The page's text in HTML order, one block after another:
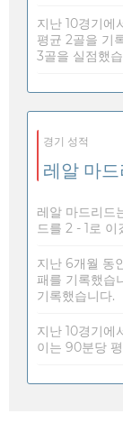
지난 10경기에
평균 2골을 기
3골을 실점했
경기 성적
레알 마드
레알 마드리드
드를 2 - 1로 이
지난 6개월 동
패를 기록했습
기록했습니다.
지난 10경기에
이는 90분당